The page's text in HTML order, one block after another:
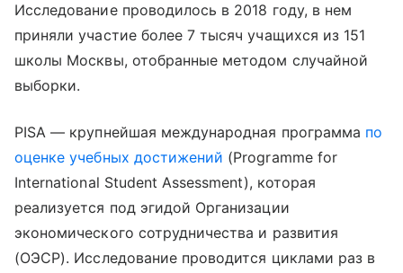
Исследование проводилось в 2018 году, в нем
приняли участие более 7 тысяч учащихся из 151
школы Москвы, отобранные методом случайной
выборки.
PISA — крупнейшая международная программа по
оценке учебных достижений (Programme for
International Student Assessment), которая
реализуется под эгидой Организации
экономического сотрудничества и развития
(ОЭСР). Исследование проводится циклами раз в